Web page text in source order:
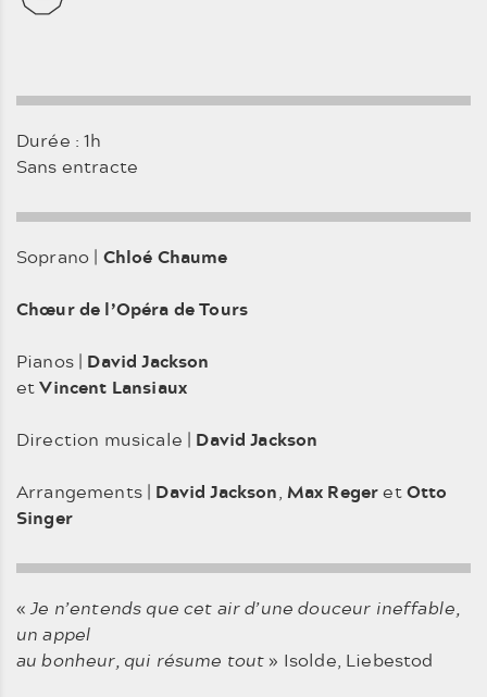
Durée : 1h
Sans entracte
Soprano | Chloé Chaume
Chœur de l’Opéra de Tours
Pianos | David Jackson
etVincent Lansiaux
Direction musicale | David Jackson
Arrangements | David Jackson, Max RegeretOtto
Singer
«Je n’entends que cet air d’une douceur ineffable,
un appel
au bonheur, qui résume tout » Isolde, Liebestod